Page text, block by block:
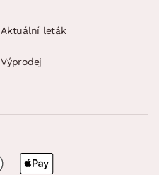
Aktuální leták
Výprodej